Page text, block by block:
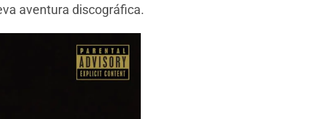
aventura discográfica.